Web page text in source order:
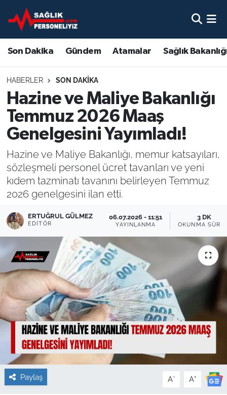
Son Dakika Gündem Atamalar Sağlık
HABERLER SON DAKIKA
Hazine ve Maliye Bakanlığı
Temmuz 2026 Maaş
Genelgesini Yayımladı!
Hazine ve Maliye Bakanlığı, memur katsayıları,
sözleşmeli personel ücret tavanları ve yeni
kıdem tazminatı tavanını belirleyen Temmuz
2026 genelgesini ilan etti.
ERTUĞRUL GÜLMEZ
EDITÖR
06.07.2026 - 11:51
YAYINLANMA
3 DK
OKUNMA
Paylaş A- A+
Son Dakika
Gündem
Atamalar
Sağlık Bakanlığı
Mevzuat
Sendika
Sağlık Personeli Alımı
Eğitim
Güncel
Kamu Alımları
Nöbetçi Eczaneler
Hava Durumu
Namaz Vakitleri
Trafik Durumu
Süper Lig Puan Durumu ve Fikstür
Tüm Manşetler
Son Dakika Haberleri
Haber Arşivi